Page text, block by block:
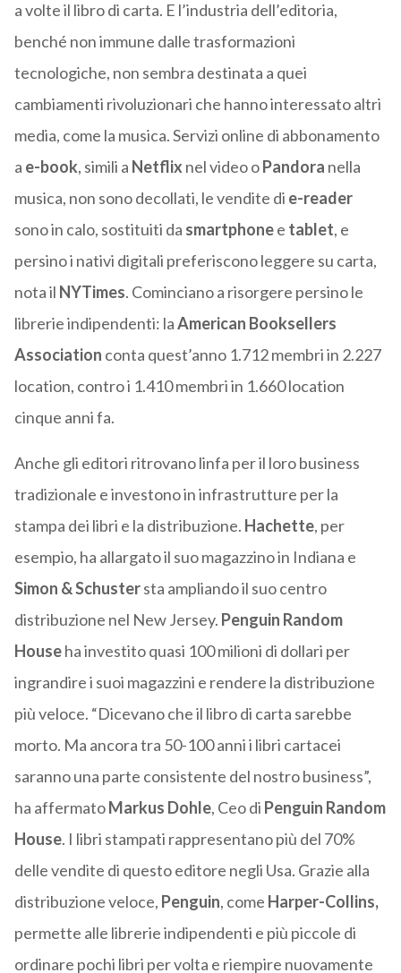
a volte il libro di carta. E l’industria dell’editoria,
benché non immune dalle trasformazioni
tecnologiche, non sembra destinata a quei
cambiamenti rivoluzionari che hanno interessato altri
media, come la musica. Servizi online di abbonamento
a e-book, simili a Netflixnel video oPandora nella
musica, non sono decollati, le vendite di e-reader
sono in calo, sostituiti da smartphonee tablet, e
persino i nativi digitali preferiscono leggere su carta,
nota il NYTimes. Cominciano a risorgere persino le
librerie indipendenti: laAmerican Booksellers
Association conta quest’anno 1.712 membri in 2.227
location, contro i 1.410 membri in 1.660 location
cinque anni fa.
Anche gli editori ritrovano linfa per il loro business
tradizionale e investono in infrastrutture per la
stampa dei libri e la distribuzione. Hachette, per
esempio, ha allargato il suo magazzino in Indiana e
Simon & Schustersta ampliando il suo centro
distribuzione nel New Jersey. Penguin Random
Househa investito quasi 100 milioni di dollari per
ingrandire i suoi magazzini e rendere la distribuzione
più veloce. “Dicevano che il libro di carta sarebbe
morto. Ma ancora tra 50-100 anni i libri cartacei
saranno una parte consistente del nostro business”,
ha affermatoMarkus Dohle, Ceo di Penguin Random
House. I libri stampati rappresentano più del 70%
delle vendite di questo editore negli Usa. Grazie alla
distribuzione veloce, Penguin, come Harper-Collins,
permette alle librerie indipendenti e più piccole di
ordinare pochi libri per volta e riempire nuovamente